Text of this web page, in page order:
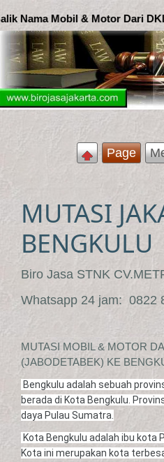
Dari DKI Jakarta
Page
MUTASI
BENGKULU
Biro Jasa STNK
Whatsapp 24 jam: 0822
MUTASI MOBIL & MOTOR
(JABODETABEK) KE
Bengkulu adalah sebuah
berada di Kota Bengkulu.
daya Pulau Sumatra.
Kota Bengkulu adalah ibu kota
Kota ini merupakan kota